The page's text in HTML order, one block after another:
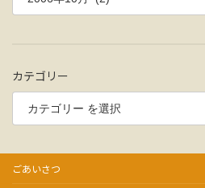
カテゴリー
ごあいさつ